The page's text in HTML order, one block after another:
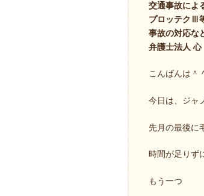
交通事故によ
プロッテクⅢ
事故の対応な
弁護士法人
こんばんは＾
今日は、ジャ
先月の最後に
時間が足りず
もう一つ